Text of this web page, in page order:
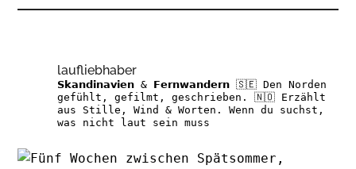
laufliebhaber
𝗦𝗸𝗮𝗻𝗱𝗶𝗻𝗮𝘃𝗶𝗲𝗻 & 𝗙𝗲𝗿𝗻𝘄𝗮𝗻𝗱𝗲𝗿𝗻 🇸🇪 Den Norden
gefühlt, gefilmt, geschrieben.
🇳🇴 Erzählt
aus Stille, Wind & Worten.
Wenn du suchst,
was nicht laut sein muss